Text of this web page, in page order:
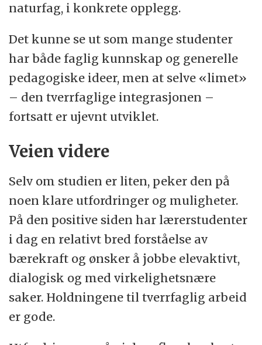
naturfag, i konkrete opplegg.
Det kunne se ut som mange studenter
har både faglig kunnskap og generelle
pedagogiske ideer, men at selve «limet»
– den tverrfaglige integrasjonen –
fortsatt er ujevnt utviklet.
Veien videre
Selv om studien er liten, peker den på
noen klare utfordringer og muligheter.
På den positive siden har lærerstudenter
i dag en relativt bred forståelse av
bærekraft og ønsker å jobbe elevaktivt,
dialogisk og med virkelighetsnære
saker. Holdningene til tverrfaglig arbeid
er gode.